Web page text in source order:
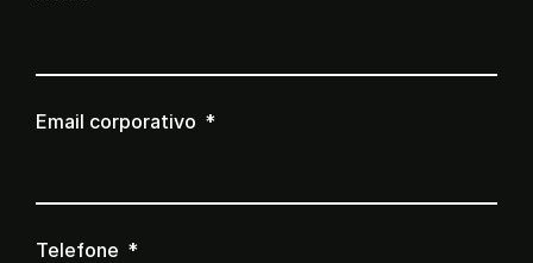
Email corporativo
Telefone